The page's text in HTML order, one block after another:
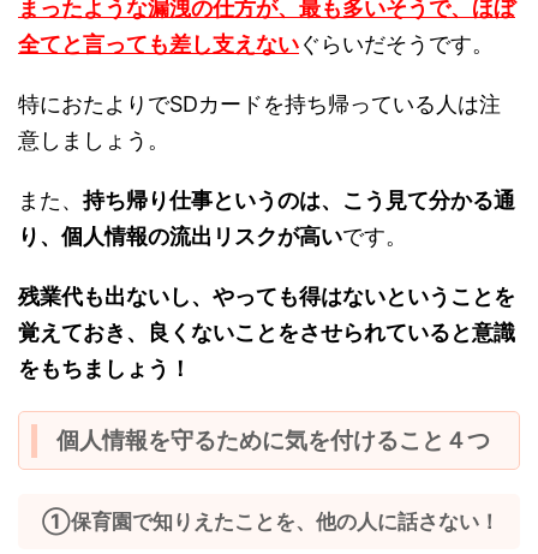
まったような漏洩の仕方が、最も多いそうで、ほぼ
全てと言っても差し支えないぐらいだそうです。
特におたよりでSDカードを持ち帰っている人は注
意しましょう。
また、 持ち帰り仕事というのは、こう見て分かる通
り、個人情報の流出リスクが高いです。
残業代も出ないし、やっても得はないということを
覚えておき、良くないことをさせられていると意識
をもちましょう！
個人情報を守るために気を付けること４つ
①保育園で知りえたことを、他の人に話さない！